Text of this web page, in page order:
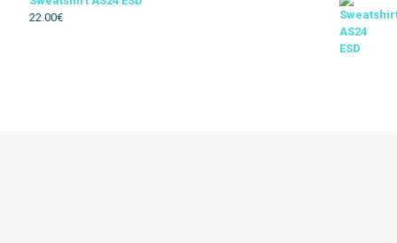
Térmico
22.00€